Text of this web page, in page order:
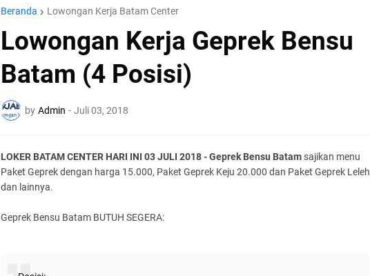
Beranda Lowongan Kerja Batam Center
Lowongan Kerja Geprek Bensu
Batam (4 Posisi)
by Admin - Juli 03, 2018
LOKER BATAM CENTER HARI INI 03 JULI 2018 - Geprek Bensu Batam sajikan menu
Paket Geprek dengan harga 15.000, Paket Geprek Keju 20.000 dan Paket Geprek Leleh
dan lainnya.
Geprek Bensu Batam BUTUH SEGERA: